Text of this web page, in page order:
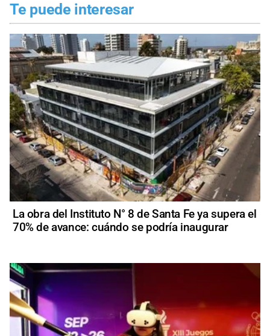
Te puede interesar
La obra del Instituto N° 8 de Santa Fe ya supera el
70% de avance: cuándo se podría inaugurar